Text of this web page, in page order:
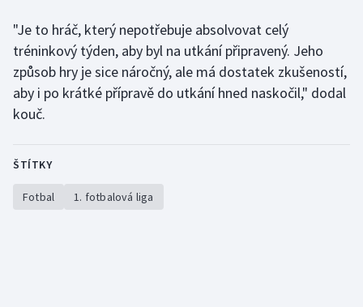
Stolní tenis
Triatlon
Veslování
Vodní slalom
Volejbal
"Je to hráč, který nepotřebuje absolvovat celý
tréninkový týden, aby byl na utkání připravený. Jeho
způsob hry je sice náročný, ale má dostatek zkušeností,
aby i po krátké přípravě do utkání hned naskočil," dodal
kouč.
ŠTÍTKY
Fotbal 1. fotbalová liga